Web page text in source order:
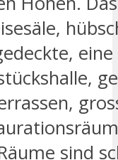
eine
sind